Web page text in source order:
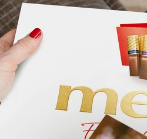
Kunden bewerten uns mit
- 17:00 Uhr
- 13:00 Uhr